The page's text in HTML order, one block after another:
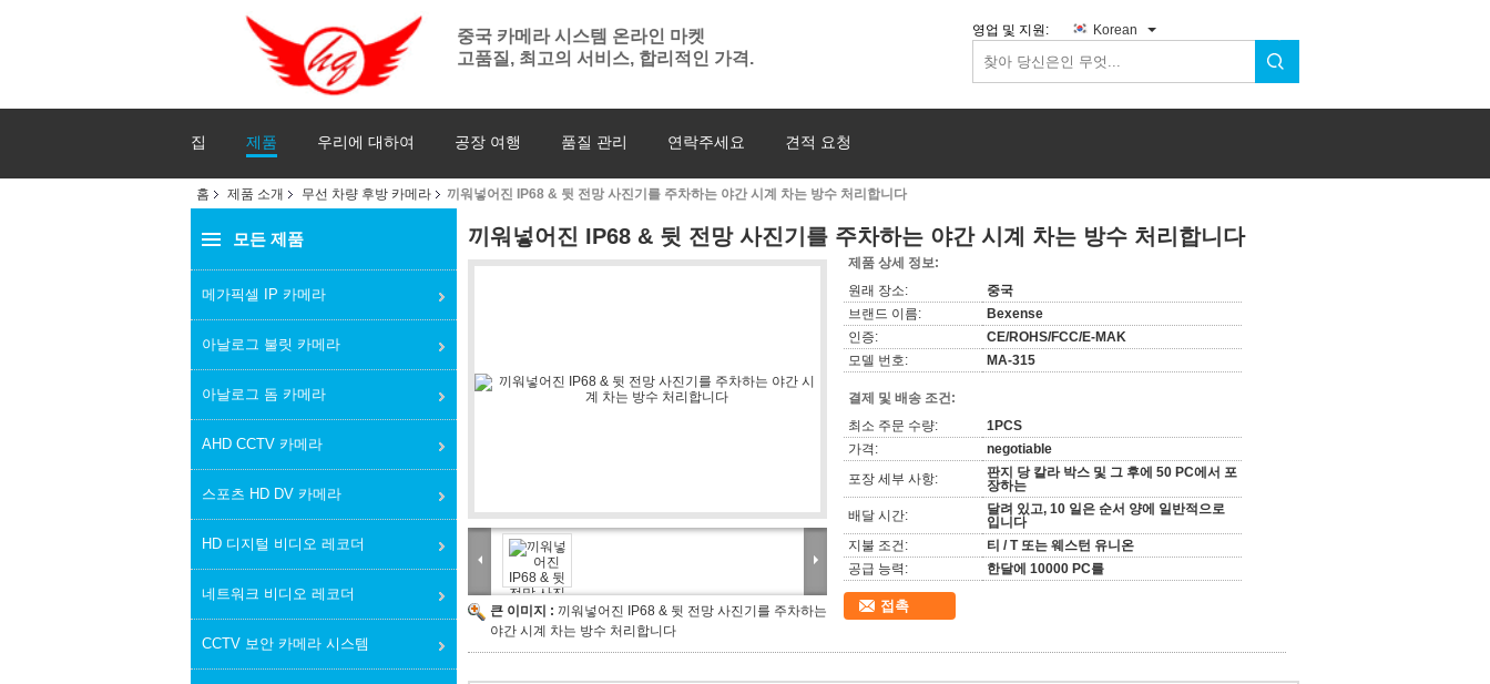
중국 카메라 시스템 온라인 마켓
고품질, 최고의 서비스, 합리적인 가격.
영업 및 지원: Korean
집 제품 우리에 대하여 공장 여행 품질 관리 연락주세요 견적 요청
홈 제품 소개 무선 차량 후방 카메라 끼워넣어진 IP68 & 뒷 전망 사진기를 주차하는 야간 시계 차는 방수 처리합니다
모든 제품
메가픽셀 IP 카메라
아날로그 불릿 카메라
아날로그 돔 카메라
AHD CCTV 카메라
스포츠 HD DV 카메라
HD 디지털 비디오 레코더
네트워크 비디오 레코더
CCTV 보안 카메라 시스템
끼워넣어진 IP68 & 뒷 전망 사진기를 주차하는 야간 시계 차는 방수 처리합니다
큰 이미지 : 끼워넣어진 IP68 & 뒷 전망 사진기를 주차하는
야간 시계 차는 방수 처리합니다
제품 상세 정보:
원래 장소:
중국
브랜드 이름:
Bexense
인증:
CE/ROHS/FCC/E-MAK
모델 번호:
MA-315
결제 및 배송 조건:
최소 주문 수량:
1PCS
가격:
negotiable
포장 세부 사항:
판지 당 칼라 박스 및 그 후에 50 PC에서 포
장하는
배달 시간:
달려 있고, 10 일은 순서 양에 일반적으로
입니다
지불 조건:
티 / T 또는 웨스턴 유니온
공급 능력:
한달에 10000 PC를
접촉